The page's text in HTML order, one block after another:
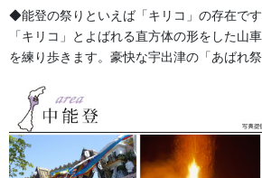
子頭の歴史や演舞の方法など非常に熱く話
きの若者が何故にこうも熱く語れるのか。
い地域の伝統や文化、永く受け繋がれてき
代へと受け繋がれていく、その地域の繁栄
の表現なのかもしれません。
、
◆能登の祭りといえば「キリコ」の存在です
「キリコ」とよばれる直方体の形をした山
を練り歩きます。豪快な宇出津の「あばれ祭